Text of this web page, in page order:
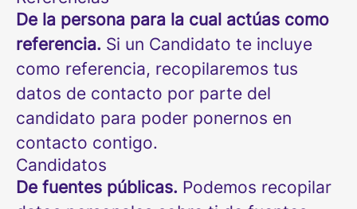
De la persona para la cual actúas como
referencia. Si un Candidato te incluye
como referencia, recopilaremos tus
datos de contacto por parte del
candidato para poder ponernos en
contacto contigo.
Candidatos
De fuentes públicas. Podemos recopilar